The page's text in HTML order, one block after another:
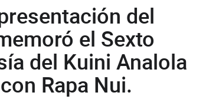
del
el Sexto
del Kuini Analola
Rapa Nui.